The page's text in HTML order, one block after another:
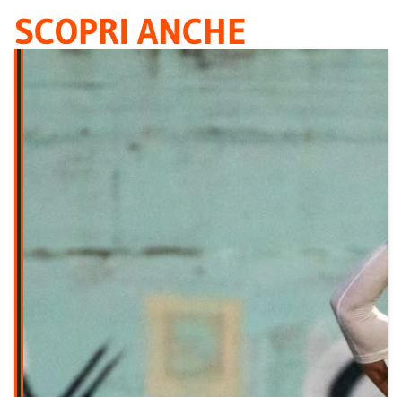
SCOPRI ANCHE